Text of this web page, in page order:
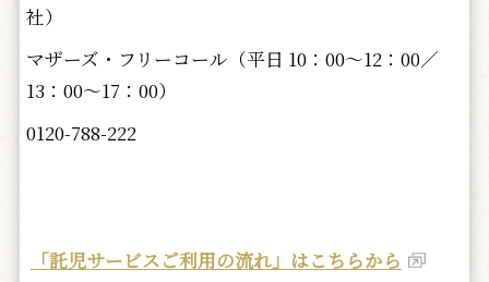
社）
マザーズ・フリーコール（平日 10：00～12：00／
13：00～17：00）
0120-788-222
「託児サービスご利用の流れ」はこちらから